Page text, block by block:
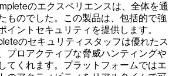
のエクスペリエンスは、全体を通
ものでした。この製品は、包括的で強
イントセキュリティを提供します。
のセキュリティスタッフは優れたス
プロアクティブな脅威ハンティングや
てくれます。プラットフォームではエ